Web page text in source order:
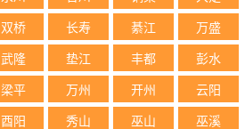
双桥 长寿 綦江 万盛
武隆 垫江 丰都 彭水
梁平 万州 开州 云阳
酉阳 秀山 巫山 巫溪